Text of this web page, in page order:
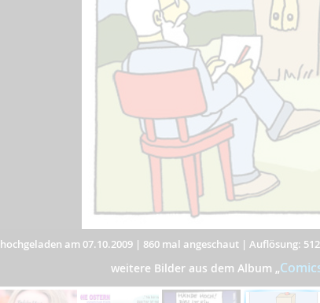
hochgeladen am 07.10.2009| 860 mal angeschaut| Auflösung:
weitere Bilder aus dem Album „